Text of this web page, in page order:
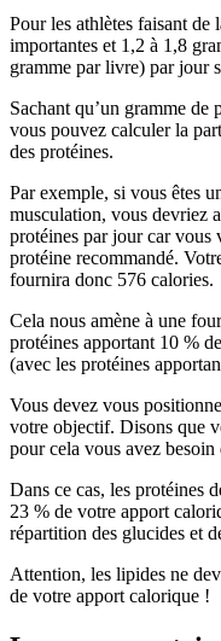
Pour les athlètes faisant de
importantes et 1,2 à 1,8
gramme par livre) par jour
Sachant qu’un gramme de
vous pouvez calculer la
des protéines.
Par exemple, si vous êtes
musculation, vous devriez
protéines par jour car vous
protéine recommandé.
fournira donc 576 calories.
Cela nous amène à une
protéines apportant 10 %
(avec les protéines
Vous devez vous
votre objectif. Disons que
pour cela vous avez besoin
Dans ce cas, les protéines
23 % de votre apport
répartition des glucides et
Attention, les lipides ne
de votre apport calorique !